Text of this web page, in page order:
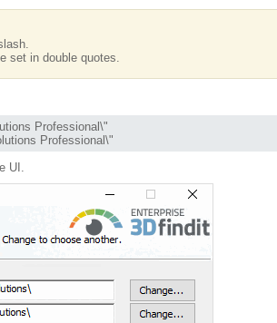
set in double quotes.
Professional\"
Professional\"
UI.